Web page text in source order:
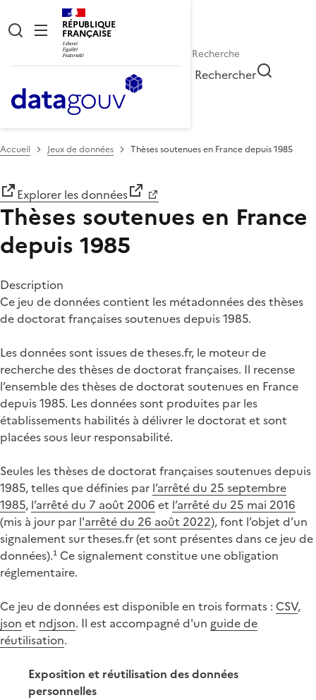
RÉPUBLIQUE
FRANÇAISE
Rechercher
Accueil Jeux de données Thèses soutenues en France depuis 1985
Explorer les données
Thèses soutenues en France
depuis 1985
Description
Ce jeu de données contient les métadonnées des thèses
de doctorat françaises soutenues depuis 1985.
Les données sont issues de theses.fr, le moteur de
recherche des thèses de doctorat françaises. Il recense
l’ensemble des thèses de doctorat soutenues en France
depuis 1985. Les données sont produites par les
établissements habilités à délivrer le doctorat et sont
placées sous leur responsabilité.
Seules les thèses de doctorat françaises soutenues depuis
1985, telles que définies par l’arrêté du 25 septembre
1985, l’arrêté du 7 août 2006 et l’arrêté du 25 mai 2016
(mis à jour par l'arrêté du 26 août 2022), font l’objet d’un
signalement sur theses.fr (et sont présentes dans ce jeu de
données).¹ Ce signalement constitue une obligation
réglementaire.
Ce jeu de données est disponible en trois formats : CSV,
json et ndjson. Il est accompagné d'un guide de
réutilisation.
Exposition et réutilisation des données
personnelles